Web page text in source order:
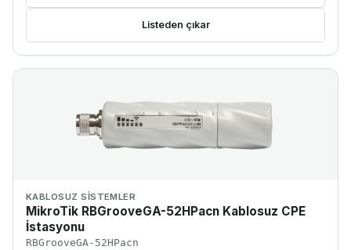
Listeden çıkar
KABLOSUZ SISTEMLER
MikroTik RBGrooveGA-52HPacn Kablosuz CPE
İstasyonu
RBGrooveGA-52HPacn